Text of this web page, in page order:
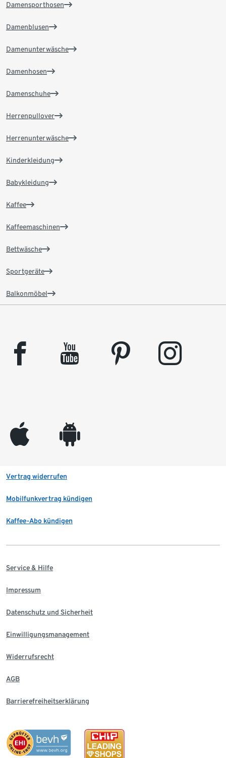
Damensporthosen
Damenblusen
Damenunterwäsche
Damenhosen
Damenschuhe
Herrenpullover
Herrenunterwäsche
Kinderkleidung
Babykleidung
Kaffee
Kaffeemaschinen
Bettwäsche
Sportgeräte
Balkonmöbel
facebook youtube pinterest instagram
appleinc android
Vertrag widerrufen
Mobilfunkvertrag kündigen
Kaffee-Abo kündigen
Service & Hilfe
Impressum
Datenschutz und Sicherheit
Einwilligungsmanagement
Widerrufsrecht
AGB
Barrierefreiheitserklärung